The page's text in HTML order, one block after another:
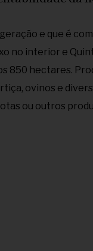
e que é
no interior e
850 hectares.
ovinos e
ou outros